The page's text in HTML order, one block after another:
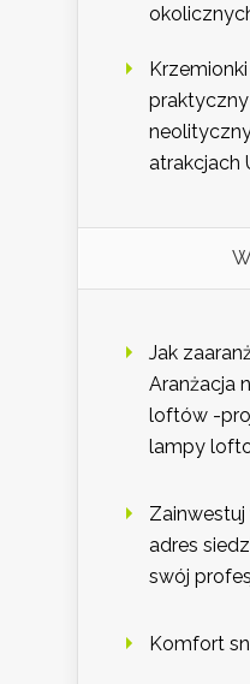
atrakcjach
Jak
Aranżacja
loftów -
lampy
adres
swój
Komfort